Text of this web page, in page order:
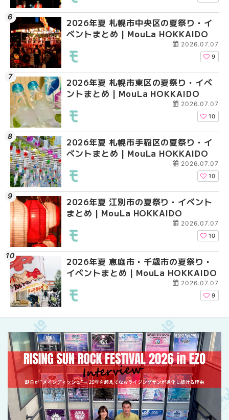
2026年夏 札幌市中央区の夏祭り・イ
ベントまとめ | MouLa HOKKAIDO
2026.07.07
9
2026年夏 札幌市東区の夏祭り・イベ
ントまとめ | MouLa HOKKAIDO
2026.07.07
10
2026年夏 札幌市手稲区の夏祭り・イ
ベントまとめ | MouLa HOKKAIDO
2026.07.07
10
2026年夏 江別市の夏祭り・イベント
まとめ | MouLa HOKKAIDO
2026.07.07
10
2026年夏 恵庭市・千歳市の夏祭り・
イベントまとめ | MouLa HOKKAIDO
2026.07.07
9
2026年夏 札幌市清田
ベントまとめ |
2026年夏 札幌市手稲
ベントまとめ |
2026年夏 札幌市中央
ベントまとめ |
2026年夏 札幌市南区
ントまとめ | MouLa
札幌の麻辣湯（マーラ
め専門店9選！本場の
新店まで徹底比較 |
2026年夏 札幌市手稲
ベントまとめ |
2026年夏 札幌市豊平
ベントまとめ |
2026年夏 札幌市東区
ントまとめ | MouLa
2026年夏 札幌市南区
ントまとめ | MouLa
札幌の麻辣湯（マーラ
め専門店6選！本場の
新店まで徹底比較 |